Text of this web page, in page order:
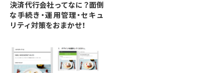
決済代行会社ってなに？面倒
な手続き・運用管理・セキュ
リティ対策をおまかせ！